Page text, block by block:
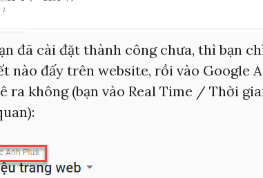
đã cài đặt thành công chưa, thì bạn
nào đấy trên website, rồi vào Google
ra không (bạn vào Real Time / Thời